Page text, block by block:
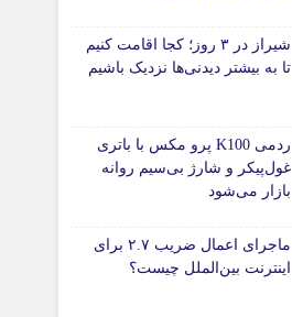
شیراز در ۳ روز؛ کجا اقامت کنیم
تا به بیشتر دیدنی‌ها نزدیک باشیم
ردمی K100 پرو مکس با باتری
غول‌پیکر و شارژ بی‌سیم روانه
بازار می‌شود
ماجرای اعمال ضریب ۲.۷ برای
اینترنت بین‌الملل چیست؟